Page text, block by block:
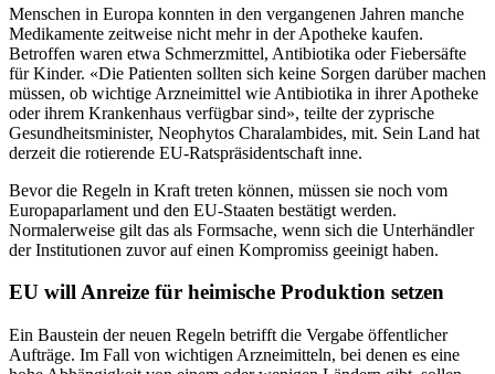
Menschen in Europa konnten in den vergangenen Jahren manche
Medikamente zeitweise nicht mehr in der Apotheke kaufen.
Betroffen waren etwa Schmerzmittel, Antibiotika oder Fiebersäfte
für Kinder. «Die Patienten sollten sich keine Sorgen darüber machen
müssen, ob wichtige Arzneimittel wie Antibiotika in ihrer Apotheke
oder ihrem Krankenhaus verfügbar sind», teilte der zyprische
Gesundheitsminister, Neophytos Charalambides, mit. Sein Land hat
derzeit die rotierende EU-Ratspräsidentschaft inne.
Bevor die Regeln in Kraft treten können, müssen sie noch vom
Europaparlament und den EU-Staaten bestätigt werden.
Normalerweise gilt das als Formsache, wenn sich die Unterhändler
der Institutionen zuvor auf einen Kompromiss geeinigt haben.
EU will Anreize für heimische Produktion setzen
Ein Baustein der neuen Regeln betrifft die Vergabe öffentlicher
Aufträge. Im Fall von wichtigen Arzneimitteln, bei denen es eine